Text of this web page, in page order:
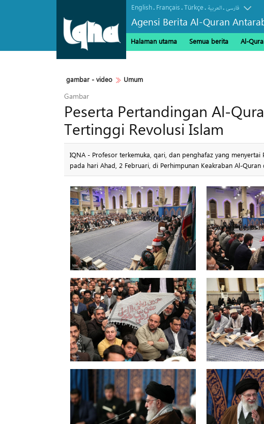
English. Français.Türkçe. العربیة.فارسی
Agensi Berita Al-Quran
Halaman utama Semua berita Al-
gambar - video Umum
Gambar
Peserta Pertandingan Al-
Tertinggi Revolusi Islam
IQNA - Profesor terkemuka, qari, dan penghafaz yang
pada hari Ahad, 2 Februari, di Perhimpunan Keakraban Al-Quran